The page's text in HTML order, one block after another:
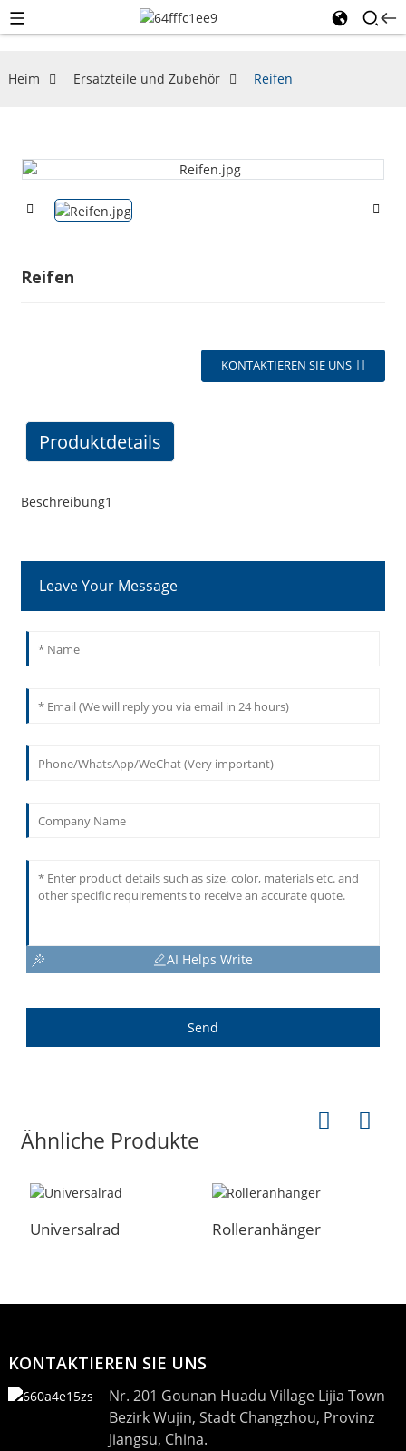
Heim Ersatzteile und Zubehör Reifen
Reifen
KONTAKTIEREN SIE UNS
Produktdetails
Beschreibung1
Leave Your Message
AI Helps Write
Send
Ähnliche Produkte
Universalrad Rolleranhänger
KONTAKTIEREN SIE UNS
Nr. 201 Gounan Huadu Village Lijia Town
Bezirk Wujin, Stadt Changzhou, Provinz
Jiangsu, China.